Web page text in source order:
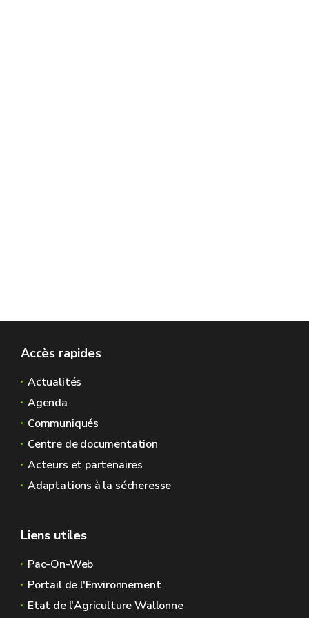
Accès rapides
Actualités
Agenda
Communiqués
Centre de documentation
Acteurs et partenaires
Adaptations à la sécheresse
Liens utiles
Pac-On-Web
Portail de l'Environnement
Etat de l'Agriculture Wallonne